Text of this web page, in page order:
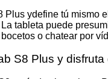
Plus ydefine tú mismo el
tableta puede
o chatear por
S8 Plus y